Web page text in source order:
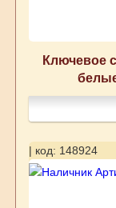
Ключевое
| код: 148924